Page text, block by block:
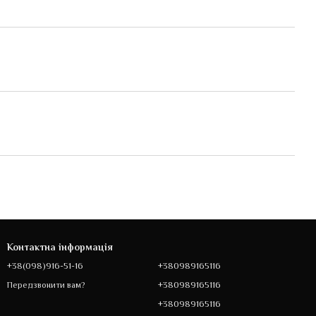
Контактна інформація
+38(098)916-51-16
Передзвонити вам?
+380989165116
+380989165116
+380989165116